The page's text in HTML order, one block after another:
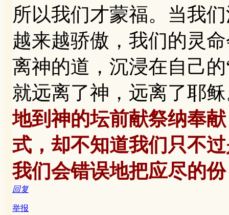
所以我们才蒙福。当我
越来越骄傲，我们的灵
离神的道，沉浸在自己
就远离了神，远离了耶
地到神的坛前献祭纳奉
式，却不知道我们只不
我们会错误地把应尽的
回复
举报